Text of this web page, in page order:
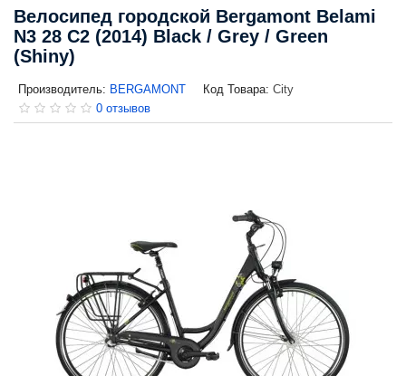
Велосипед городской Bergamont Belami
N3 28 C2 (2014) Black / Grey / Green
(Shiny)
Производитель: BERGAMONT Код Товара: City
0 отзывов